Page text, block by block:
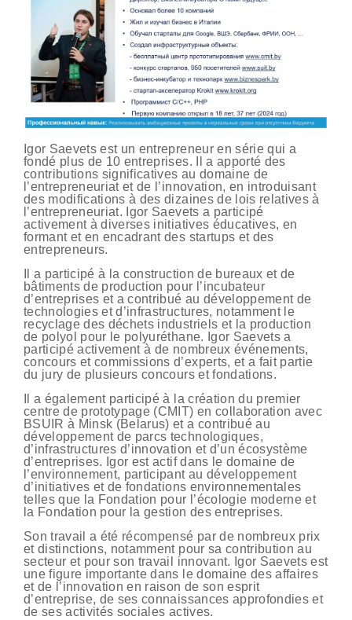
Igor Saevets est un entrepreneur en série qui a
fondé plus de 10 entreprises. Il a apporté des
contributions significatives au domaine de
l’entrepreneuriat et de l’innovation, en introduisant
des modifications à des dizaines de lois relatives à
l’entrepreneuriat. Igor Saevets a participé
activement à diverses initiatives éducatives, en
formant et en encadrant des startups et des
entrepreneurs.
Il a participé à la construction de bureaux et de
bâtiments de production pour l’incubateur
d’entreprises et a contribué au développement de
technologies et d’infrastructures, notamment le
recyclage des déchets industriels et la production
de polyol pour le polyuréthane. Igor Saevets a
participé activement à de nombreux événements,
concours et commissions d’experts, et a fait partie
du jury de plusieurs concours et fondations.
Il a également participé à la création du premier
centre de prototypage (CMIT) en collaboration avec
BSUIR à Minsk (Belarus) et a contribué au
développement de parcs technologiques,
d’infrastructures d’innovation et d’un écosystème
d’entreprises. Igor est actif dans le domaine de
l’environnement, participant au développement
d’initiatives et de fondations environnementales
telles que la Fondation pour l’écologie moderne et
la Fondation pour la gestion des entreprises.
Son travail a été récompensé par de nombreux prix
et distinctions, notamment pour sa contribution au
secteur et pour son travail innovant. Igor Saevets est
une figure importante dans le domaine des affaires
et de l’innovation en raison de son esprit
d’entreprise, de ses connaissances approfondies et
de ses activités sociales actives.